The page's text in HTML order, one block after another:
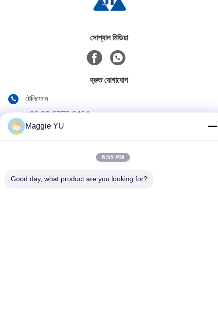
সোশ্যাল মিডিয়া
দ্রুত যোগাযোগ
টেলিফোন
+86-23-6775-9464
4 এফএল, বি 3 শনি বেইলিং, 98 নং স্টার রোড, নিউ উত্তর অঞ্চল, চংকিং, চীন
Maggie YU
6:55 PM
Good day, what product are you looking for?